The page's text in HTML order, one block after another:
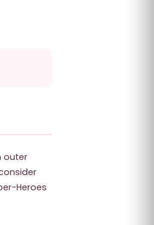
outer
Heroes